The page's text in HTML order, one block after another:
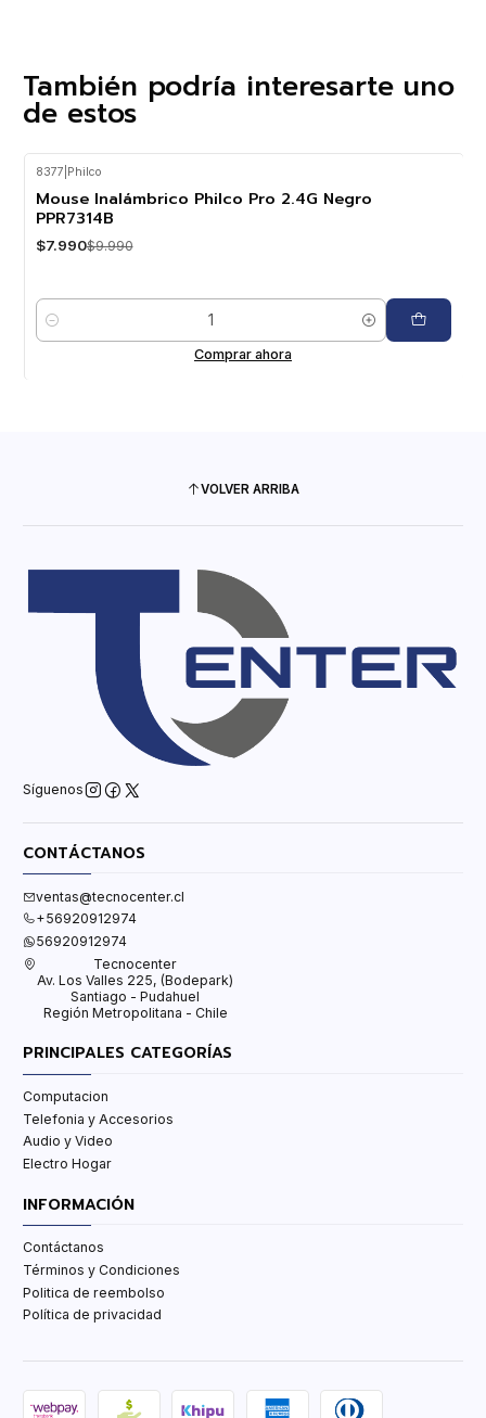
También podría interesarte uno
de estos
8377 Philco
Mouse Inalámbrico Philco Pro 2.4G Negro
PPR7314B
$7.990$9.990
Cantidad
Comprar ahora
VOLVER ARRIBA
Síguenos
CONTÁCTANOS
ventas@tecnocenter.cl
+56920912974
56920912974
Tecnocenter
Av. Los Valles 225, (Bodepark)
Santiago - Pudahuel
Región Metropolitana - Chile
PRINCIPALES CATEGORÍAS
Computacion
Telefonia y Accesorios
Audio y Video
Electro Hogar
INFORMACIÓN
Contáctanos
Términos y Condiciones
Politica de reembolso
Política de privacidad